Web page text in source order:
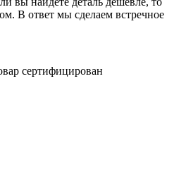
В ответ мы сделаем встречное
сертифицирован